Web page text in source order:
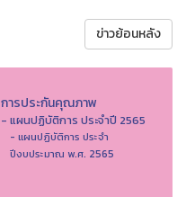
ข่าวย้อนหลัง
การประกันคุณภาพ
- แผนปฏิบัติการ ประจำปี 2565
- แผนปฏิบัติการ ประจำ
ปีงบประมาณ พ.ศ. 2565